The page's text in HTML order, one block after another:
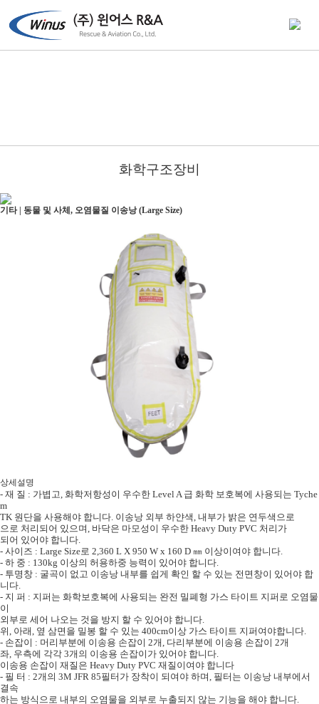
화학구조장비
기타 | 동물 및 사체, 오염물질 이송낭 (Large Size)
상세설명
- 재 질 : 가볍고 화학저항성이 우수한 Level A 급 화학 보호복에 사용되는 Tyche
m
TK 원단을 사용해야 합니다 이송낭 외부 하얀색 내부가 밝은 연두색으로
으로 처리되어 있으며 바닥은 마모성이 우수한 Heavy Duty PVC 처리가
되어 있어야 합니다
- 사이즈 : Large Size로 2,360 L X 950 W x 160 D ㎜ 이상이여야 합니다
- 하 중 : 130kg 이상의 허용하중 능력이 있어야 합니다
- 투명창 : 굴곡이 없고 이송낭 내부를 쉽게 확인 할 수 있는 전면창이 있어야 합
니다
- 지 퍼 : 지퍼는 화학보호복에 사용되는 완전 밀폐형 가스 타이트 지퍼로 오염물
이
외부로 세어 나오는 것을 방지 할 수 있어야 합니다
위 아래 옆 삼면을 밀봉 할 수 있는 400cm이상 가스 타이트 지퍼여야합니다
- 손잡이 : 머리부분에 이송용 손잡이 2개 다리부분에 이송용 손잡이 2개
좌 우측에 각각 3개의 이송용 손잡이가 있어야 합니다
이송용 손잡이 재질은 Heavy Duty PVC 재질이여야 합니다
- 필 터 : 2개의 3M JFR 85필터가 장착이 되여야 하며 필터는 이송낭 내부에서
결속
하는 방식으로 내부의 오염물을 외부로 누출되지 않는 기능을 해야 합니다